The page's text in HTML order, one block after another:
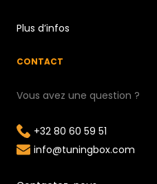
Plus d’infos
CONTACT
Vous avez une question ?
+32 80 60 59 51
info@tuningbox.com